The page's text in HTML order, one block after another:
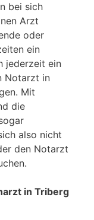
bei sich
Arzt
oder
ein
jederzeit ein
Notarzt in
Mit
die
also nicht
den Notarzt
in Triberg